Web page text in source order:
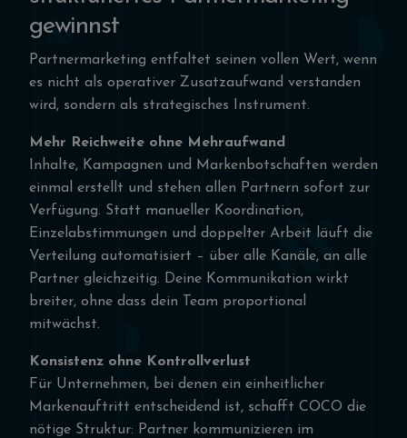
gewinnst
Partnermarketing entfaltet seinen vollen Wert, wenn
es nicht als operativer Zusatzaufwand verstanden
wird, sondern als strategisches Instrument.
Mehr Reichweite ohne Mehraufwand
Inhalte, Kampagnen und Markenbotschaften werden
einmal erstellt und stehen allen Partnern sofort zur
Verfügung. Statt manueller Koordination,
Einzelabstimmungen und doppelter Arbeit läuft die
Verteilung automatisiert – über alle Kanäle, an alle
Partner gleichzeitig. Deine Kommunikation wirkt
breiter, ohne dass dein Team proportional
mitwächst.
Konsistenz ohne Kontrollverlust
Für Unternehmen, bei denen ein einheitlicher
Markenauftritt entscheidend ist, schafft COCO die
nötige Struktur: Partner kommunizieren im